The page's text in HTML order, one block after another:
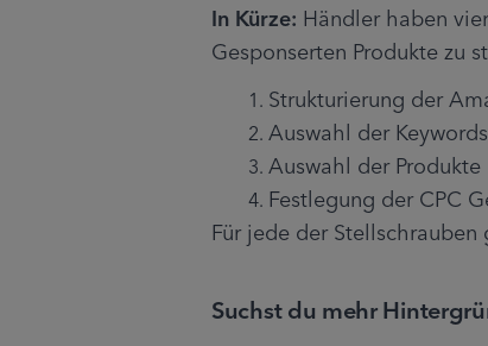
In Kürze: Händler haben
Gesponserten Produkte zu
Strukturierung der
Auswahl der Keywords
Auswahl der Produkte
Festlegung der CPC
Für jede der
Suchst du mehr